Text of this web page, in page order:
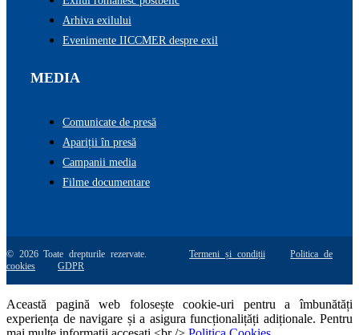
Arhiva exilului
Evenimente IICCMER despre exil
MEDIA
Comunicate de presă
Apariții în presă
Campanii media
Filme documentare
© 2026 Toate drepturile rezervate.Termeni și condiții
Politica de
cookies
GDPR
Această pagină web folosește cookie-uri pentru a îmbunătăți
experiența de navigare și a asigura funcționalițăți adiționale. Pentru